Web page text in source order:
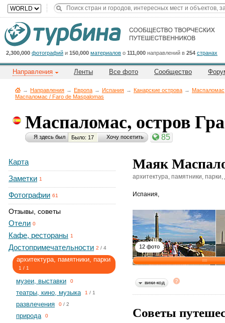
2,300,000 фотографий и 150,000 материалов о 111,000 направлений в 254 странах
Направления Ленты Все фото Сообщество
→ Направления → Европа → Испания → Канарские острова →
Маспаломас / Faro de Maspalomas
Маспаломас, остров
Я здесь был Было: 17 Хочу посетить 85
Карта
Заметки 1
Фотографии 61
Отзывы, советы
Отели 0
Кафе, рестораны 1
Достопримечательности 2 / 4
архитектура, памятники, парки
1 / 1
музеи, выставки 0
театры, кино, музыка 1 / 1
развлечения 0 / 2
природа 0
Маяк
архитектура, памятники, парки,
Испания,
12 фото
вики-код
Советы
Cейчас
на
сайте:
Title
Button